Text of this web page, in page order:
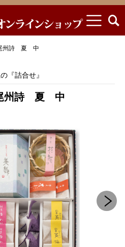
州詩 夏 中
『詰合せ』
州詩 夏 中